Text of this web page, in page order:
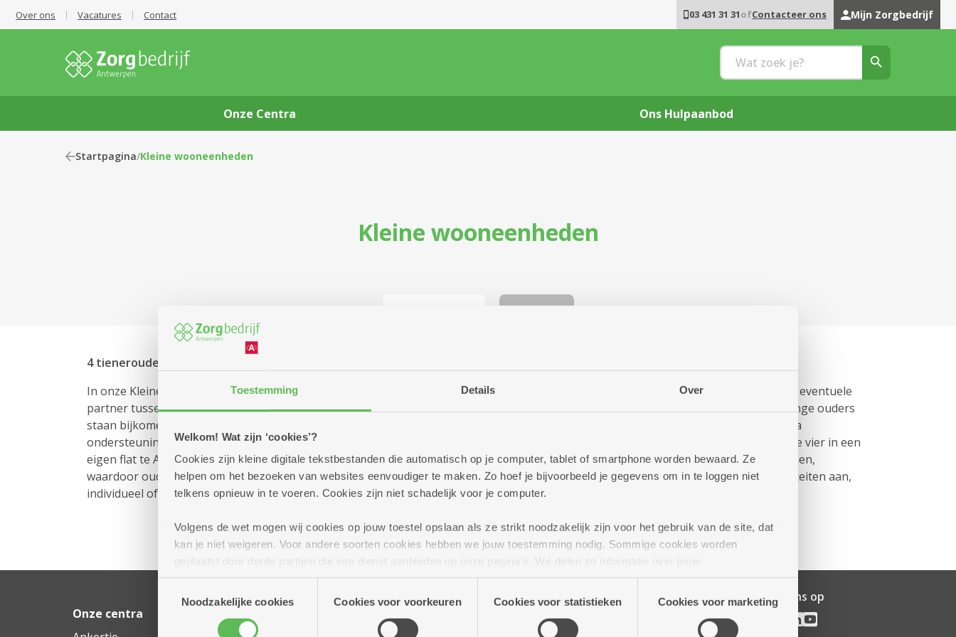
Toestemming Details Over
Welkom! Wat zijn ‘cookies’?
Cookies zijn kleine digitale tekstbestanden die automatisch op je computer, tablet of smartphone worden bewaard. Ze
helpen om het bezoeken van websites eenvoudiger te maken. Zo hoef je bijvoorbeeld je gegevens om in te loggen niet
telkens opnieuw in te voeren. Cookies zijn niet schadelijk voor je computer.
Volgens de wet mogen wij cookies op jouw toestel opslaan als ze strikt noodzakelijk zijn voor het gebruik van de site, dat
kan je niet weigeren. Voor andere soorten cookies hebben we jouw toestemming nodig. Sommige cookies worden
geplaatst door derde partijen die een dienst aanbieden op onze pagina's. We delen zo informatie over jouw
(geanonimiseerd) gebruik van onze site voor social media, advertenties en analyse. Deze partners kunnen deze gegevens
combineren met andere informatie die je aan hen verstrekte.
Noodzakelijke cookies
Cookies voor voorkeuren Cookies voor statistieken Cookies voor marketing
Over ons Vacatures Contact 03 431 31 31ofContacteer ons Mijn Zorgbedrijf
Onze Centra Ons Hulpaanbod
Startpagina/Kleine wooneenheden
Kleine wooneenheden
4 tienerouders - Kleine Wooneenheden (KWE)
In onze Kleine wooneenheden in functie van autonoom wonen begeleiden onze medewerkers jonge of zwangere ouders met kind en eventuele
partner tussen de 16 en 25 jaar. Een kind krijgen is voor iedereen een ingrijpende gebeurtenis, ongeacht de leeftijd van de ouders. Jonge ouders
staan bijkomend voor de uitdaging om hun leven als adolescent te combineren met de taken van het ouderschap. Soms is hierbij extra
ondersteuning nodig. We bieden begeleiding aan vier jonge ouders die zwanger zijn of reeds ouder zijn van één kind. Zij verblijven alle vier in een
eigen flat te Antwerpen 2018, die beschikt over een eigen badkamer en keuken. Het appartement is niet geschikt voor grotere gezinnen,
waardoor ouders met meerdere kinderen niet in aanmerking komen. Naast de individuele begeleiding bieden we ook begeleide activiteiten aan,
individueel of in groep.
Contact
Onze centra
Antwerpen
Volg ons op